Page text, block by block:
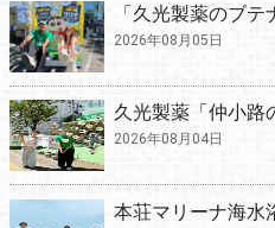
「久光製薬のブテ
2026年08月05日
久光製薬「仲小
2026年08月04日
本荘マリーナ海水